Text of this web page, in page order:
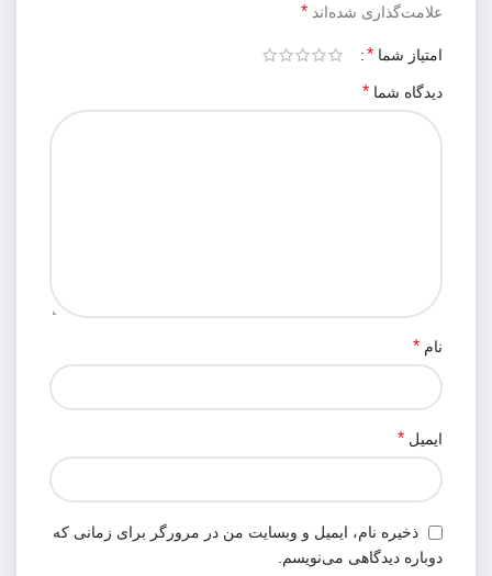
علامت‌گذاری شده‌اند *
امتیاز شما *
دیدگاه شما *
نام *
ایمیل *
ذخیره نام، ایمیل و وبسایت من در مرورگر برای زمانی که
دوباره دیدگاهی می‌نویسم.